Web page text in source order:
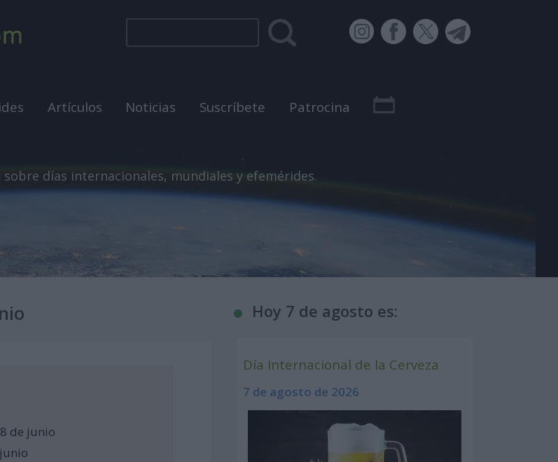
Artículos Noticias Suscríbete Patrocina
días internacionales, mundiales y efemérides.
de junio
Hoy 7 de agosto es:
Día Internacional de la Cerveza
7 de agosto de 2026